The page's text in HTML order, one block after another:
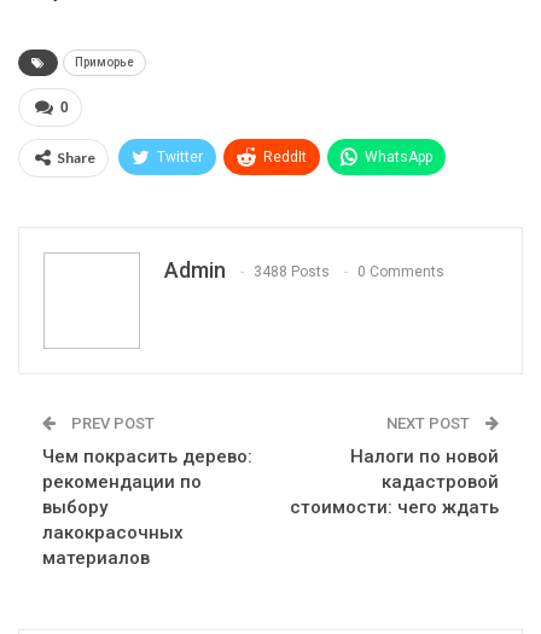
Приморье
0
Share Twitter ReddIt WhatsApp
Admin 3488 Posts 0 Comments
PREV POST
Чем покрасить дерево:
рекомендации по
выбору
лакокрасочных
материалов
NEXT POST
Налоги по новой
кадастровой
стоимости: чего ждать